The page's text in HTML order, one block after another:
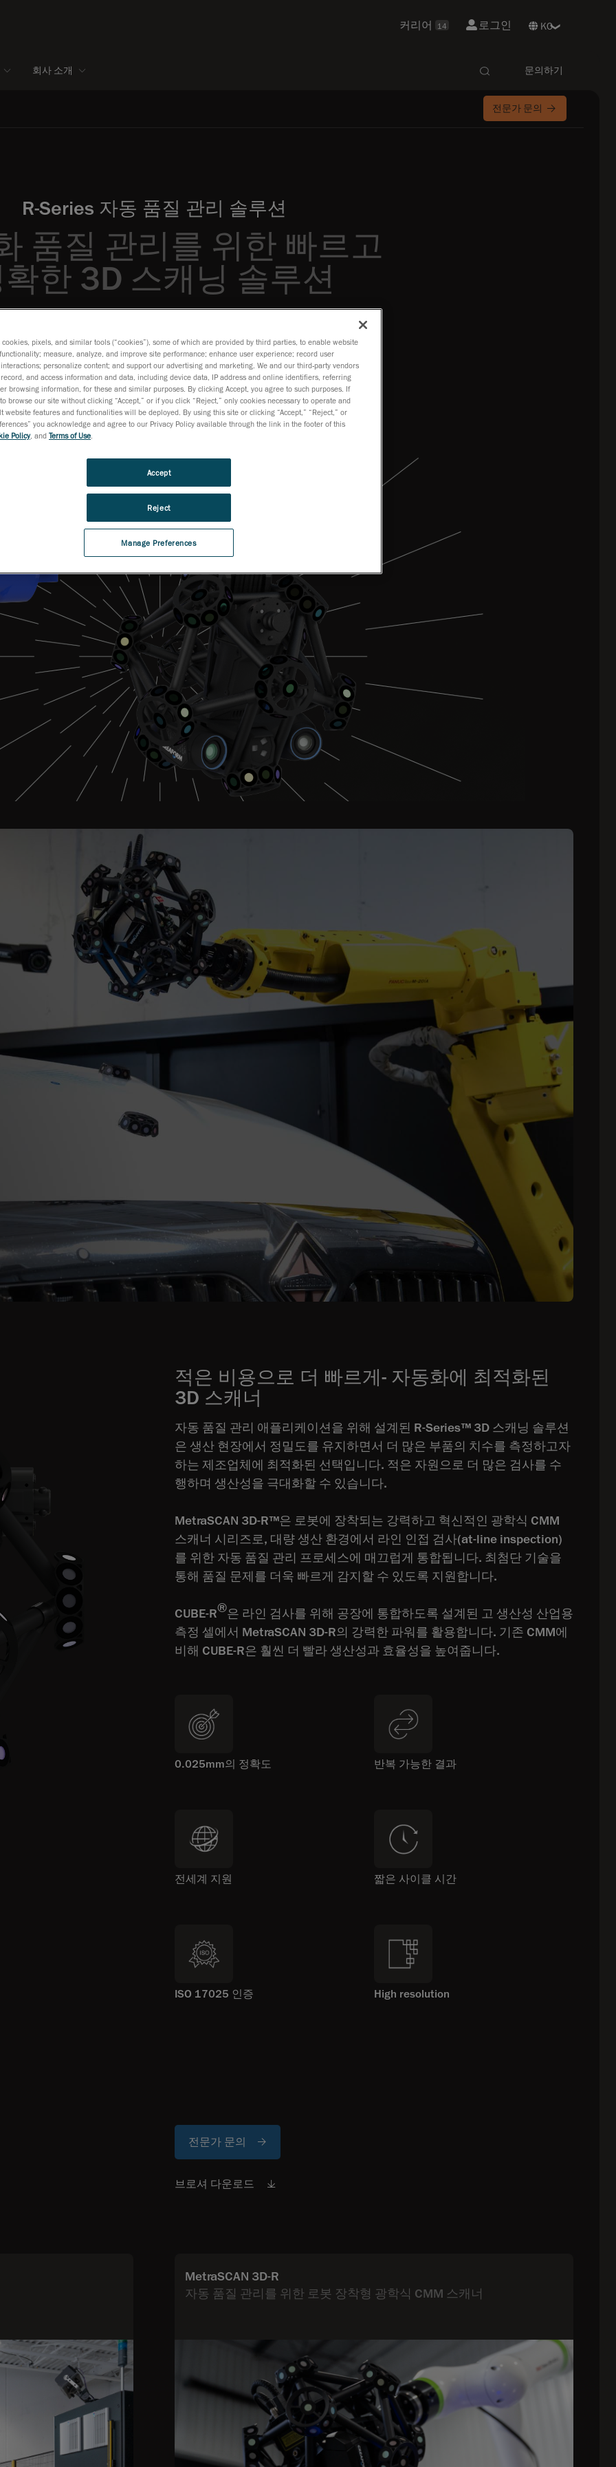
커리어 14 로그인
회사 소개 문의하기
전문가 문의
R‑Series 자동 품질 관리 솔루션
품질 관리를 위한 빠르고
한 3D 스캐닝 솔루션
적은 비용으로 더 빠르게- 자동화에 최적화된
3D 스캐너
자동 품질 관리 애플리케이션을 위해 설계된 R-Series™ 3D 스캐닝 솔루션
은 생산 현장에서 정밀도를 유지하면서 더 많은 부품의 치수를 측정하고자
하는 제조업체에 최적화된 선택입니다. 적은 자원으로 더 많은 검사를 수
행하며 생산성을 극대화할 수 있습니다.
MetraSCAN 3D-R™은 로봇에 장착되는 강력하고 혁신적인 광학식 CMM
스캐너 시리즈로, 대량 생산 환경에서 라인 인접 검사(at-line inspection)
를 위한 자동 품질 관리 프로세스에 매끄럽게 통합됩니다. 최첨단 기술을
통해 품질 문제를 더욱 빠르게 감지할 수 있도록 지원합니다.
CUBE-R®은 라인 검사를 위해 공장에 통합하도록 설계된 고 생산성 산업용
측정 셀에서 MetraSCAN 3D-R의 강력한 파워를 활용합니다. 기존 CMM에
비해 CUBE-R은 훨씬 더 빨라 생산성과 효율성을 높여줍니다.
0.025mm의 정확도 반복 가능한 결과
전세계 지원 짧은 사이클 시간
ISO 17025 인증 High resolution
전문가 문의
브로셔 다운로드
MetraSCAN 3D-R
자동 품질 관리를 위한 로봇 장착형 광학식 CMM 스캐너
cookies, pixels, and similar tools (“cookies”), some of which are provided by third parties, to enable website
measure, analyze, and improve site performance; enhance user experience; record user
personalize content; and support our advertising and marketing. We and our third-party vendors
and access information and data, including device data, IP address and online identifiers, referring
browsing information, for these and similar purposes. By clicking Accept, you agree to such purposes. If
browse our site without clicking “Accept,” or if you click “Reject,” only cookies necessary to operate and
website features and functionalities will be deployed. By using this site or clicking “Accept,” “Reject,” or
you acknowledge and agree to our Privacy Policy available through the link in the footer of this
Policy, and Terms of Use
Manage Preferences
Reject
Accept